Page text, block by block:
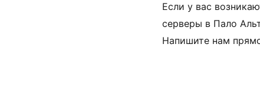
Если у вас
серверы в Пало
Напишите нам